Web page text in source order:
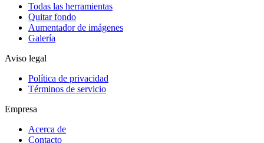
Todas las herramientas
Quitar fondo
Aumentador de imágenes
Galería
Aviso legal
Política de privacidad
Términos de servicio
Empresa
Acerca de
Contacto